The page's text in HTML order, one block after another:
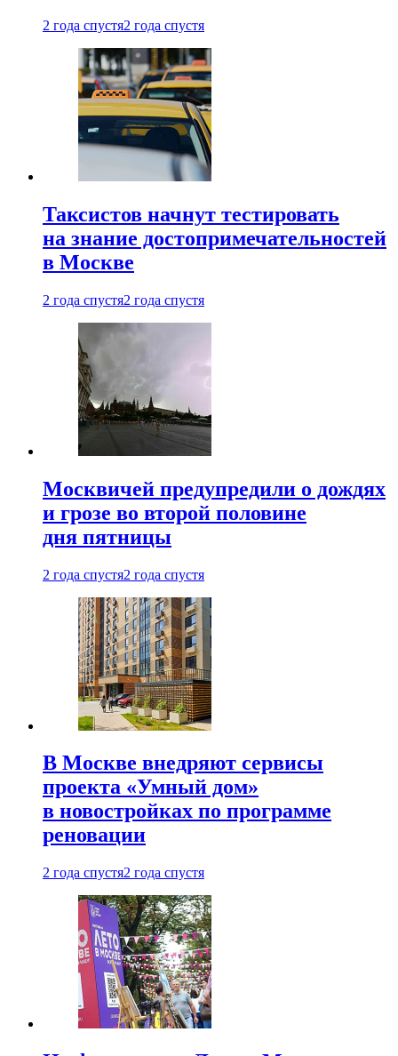
2 года спустя2 года спустя
Таксистов начнут тестировать
на знание достопримечательностей
в Москве
2 года спустя2 года спустя
Москвичей предупредили о дождях
и грозе во второй половине
дня пятницы
2 года спустя2 года спустя
В Москве внедряют сервисы
проекта «Умный дом»
в новостройках по программе
реновации
2 года спустя2 года спустя